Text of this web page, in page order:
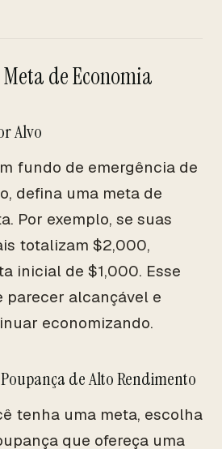
de Economia
Alvo
fundo de emergência de
defina uma meta de
Por exemplo, se suas
totalizam $2,000,
inicial de $1,000. Esse
parecer alcançável e
economizando.
de Alto Rendimento
tenha uma meta, escolha
que ofereça uma